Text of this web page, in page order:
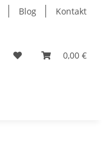
Blog Kontakt
0,00 €